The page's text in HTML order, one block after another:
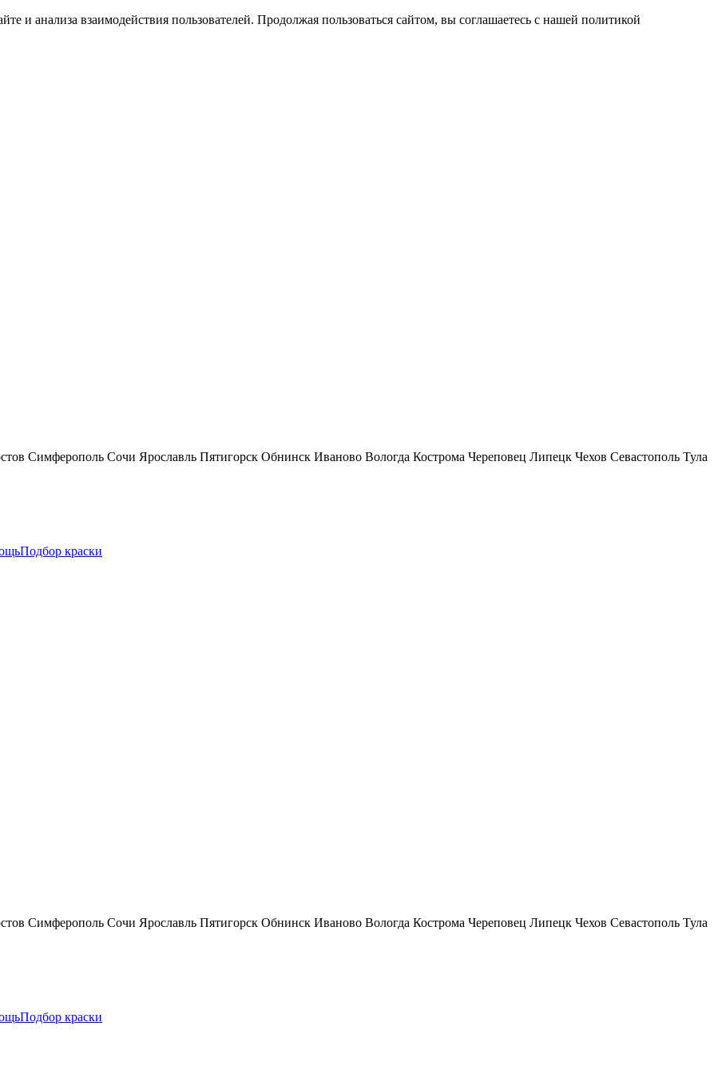
и анализа взаимодействия пользователей. Продолжая пользоваться сайтом, вы соглашаетесь с нашей политикой
Симферополь Сочи Ярославль Пятигорск Обнинск Иваново Вологда Кострома Череповец Липецк Чехов Севастополь Тула
Подбор краски
Симферополь Сочи Ярославль Пятигорск Обнинск Иваново Вологда Кострома Череповец Липецк Чехов Севастополь Тула
Подбор краски